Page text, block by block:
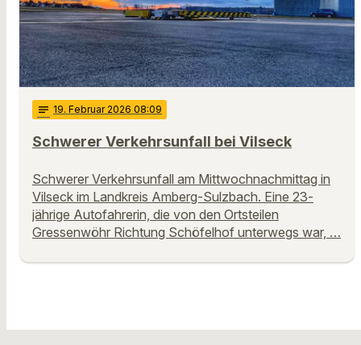
notes 19. Februar 2026 08:09
Schwerer Verkehrsunfall bei Vilseck
Schwerer Verkehrsunfall am Mittwochnachmittag in
Vilseck im Landkreis Amberg-Sulzbach. Eine 23-
jährige Autofahrerin, die von den Ortsteilen
Gressenwöhr Richtung Schöfelhof unterwegs war, …